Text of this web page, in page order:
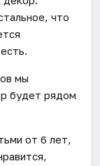
что
мы
будет рядом
от 6 лет,